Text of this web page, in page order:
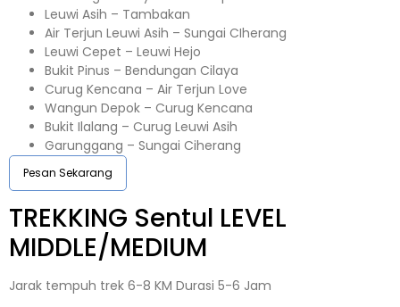
Leuwi Asih – Tambakan
Air Terjun Leuwi Asih – Sungai CIherang
Leuwi Cepet – Leuwi Hejo
Bukit Pinus – Bendungan Cilaya
Curug Kencana – Air Terjun Love
Wangun Depok – Curug Kencana
Bukit Ilalang – Curug Leuwi Asih
Garunggang – Sungai Ciherang
Pesan Sekarang
TREKKING Sentul LEVEL
MIDDLE/MEDIUM
Jarak tempuh trek 6-8 KM Durasi 5-6 Jam